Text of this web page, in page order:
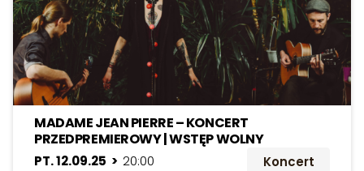
MADAME JEAN PIERRE – KONCERT
PRZEDPREMIEROWY | WSTĘP WOLNY
PT. 12.09.25 > 20:00 Koncert